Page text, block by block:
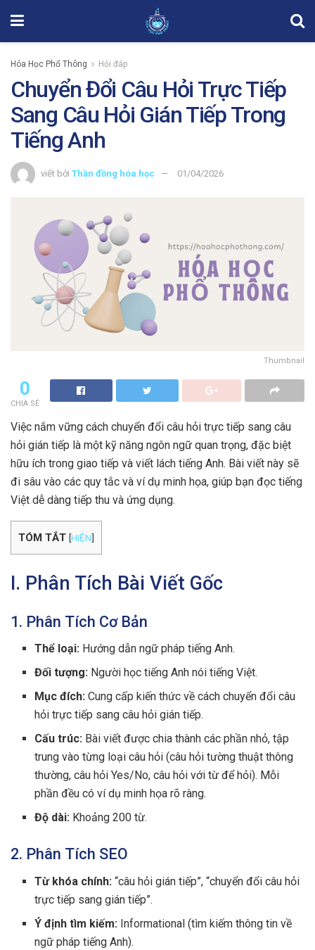
Hóa Học Phổ Thông Hỏi đáp
Chuyển Đổi Câu Hỏi Trực Tiếp
Sang Câu Hỏi Gián Tiếp Trong
Tiếng Anh
viết bởi Thần đồng hóa học 01/04/2026
Thumbnail
0
CHIA SẺ
Việc nắm vững cách chuyển đổi câu hỏi trực tiếp sang câu
hỏi gián tiếp là một kỹ năng ngôn ngữ quan trọng, đặc biệt
hữu ích trong giao tiếp và viết lách tiếng Anh. Bài viết này sẽ
đi sâu vào các quy tắc và ví dụ minh họa, giúp bạn đọc tiếng
Việt dễ dàng tiếp thu và ứng dụng.
TÓM TẮT [HIỆN]
I. Phân Tích Bài Viết Gốc
1. Phân Tích Cơ Bản
Thể loại: Hướng dẫn ngữ pháp tiếng Anh.
Đối tượng: Người học tiếng Anh nói tiếng Việt.
Mục đích: Cung cấp kiến thức về cách chuyển đổi câu
hỏi trực tiếp sang câu hỏi gián tiếp.
Cấu trúc: Bài viết được chia thành các phần nhỏ, tập
trung vào từng loại câu hỏi (câu hỏi tường thuật thông
thường, câu hỏi Yes/No, câu hỏi với từ để hỏi). Mỗi
phần đều có ví dụ minh họa rõ ràng.
Độ dài: Khoảng 200 từ.
2. Phân Tích SEO
Từ khóa chính: “câu hỏi gián tiếp”, “chuyển đổi câu hỏi
trực tiếp sang gián tiếp”.
Ý định tìm kiếm: Informational (tìm kiếm thông tin về
ngữ pháp tiếng Anh).